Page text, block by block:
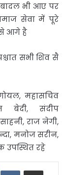
भी आए पर
सेवा में पूरे
आगे है
सभी शिव सै
महासचिव
बेदी, संदीप
राज नेगी,
मनोज सरीन,
उपस्थित रहे
VKontakteShare via Email